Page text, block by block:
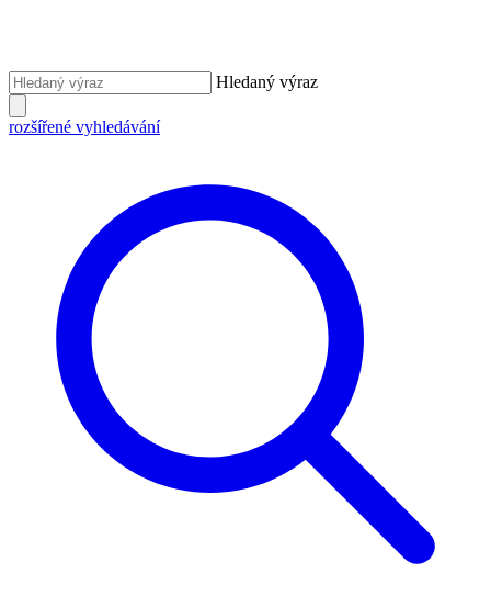
Hledaný výraz
rozšířené vyhledávání